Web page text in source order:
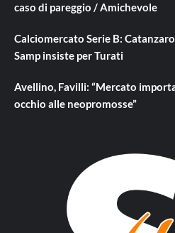
caso di pareggio / Amichevole
Calciomercato Serie B:
Samp insiste per Turati
Avellino, Favilli: “Mercato
occhio alle neopromosse”